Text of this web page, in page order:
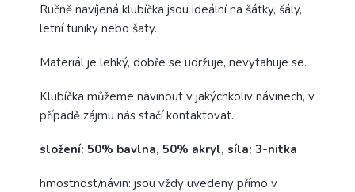
Ručně navíjená klubíčka jsou ideální na šátky, šály,
letní tuniky nebo šaty.
Materiál je lehký, dobře se udržuje, nevytahuje se.
Klubíčka můžeme navinout v jakýchkoliv návinech, v
případě zájmu nás stačí kontaktovat.
složení: 50% bavlna, 50% akryl, síla: 3-nitka
hmostnost/návin: jsou vždy uvedeny přímo v